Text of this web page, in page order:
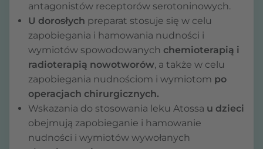
antagonistów receptorów serotoninowych.
U dorosłych preparat stosuje się w celu
zapobiegania i hamowania nudności i
wymiotów spowodowanych chemioterapią i
radioterapią nowotworów, a także w celu
zapobiegania nudnościom i wymiotom po
operacjach chirurgicznych.
Wskazania do stosowania leku Atossa u dzieci
obejmują zapobieganie i hamowanie
nudności i wymiotów wywołanych